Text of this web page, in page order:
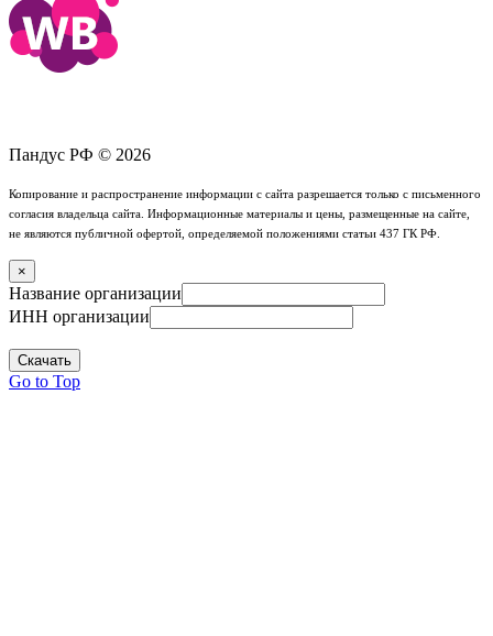
Пандус РФ © 2026
Копирование и распространение информации с сайта разрешается только с письменного
согласия владельца сайта. Информационные материалы и цены, размещенные на сайте,
не являются публичной офертой, определяемой положениями статьи 437 ГК РФ.
×
Название организации
ИНН организации
Скачать
Go to Top